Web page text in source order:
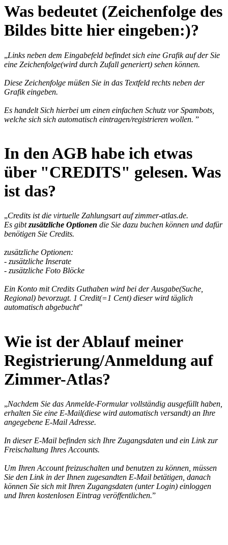
Was bedeutet (Zeichenfolge des
Bildes bitte hier eingeben:)?
„Links neben dem Eingabefeld befindet sich eine Grafik auf der Sie
eine Zeichenfolge(wird durch Zufall generiert) sehen können.
Diese Zeichenfolge müßen Sie in das Textfeld rechts neben der
Grafik eingeben.
Es handelt Sich hierbei um einen einfachen Schutz vor Spambots,
welche sich sich automatisch eintragen/registrieren wollen. ”
In den AGB habe ich etwas
über "CREDITS" gelesen. Was
ist das?
„Credits ist die virtuelle Zahlungsart auf zimmer-atlas.de.
Es gibtzusätzliche Optionen die Sie dazu buchen können und dafür
benötigen Sie Credits.
zusätzliche Optionen:
- zusätzliche Inserate
- zusätzliche Foto Blöcke
Ein Konto mit Credits Guthaben wird bei der Ausgabe(Suche,
Regional) bevorzugt. 1 Credit(=1 Cent) dieser wird täglich
automatisch abgebucht”
Wie ist der Ablauf meiner
Registrierung/Anmeldung auf
Zimmer-Atlas?
„Nachdem Sie das Anmelde-Formular vollständig ausgefüllt haben,
erhalten Sie eine E-Mail(diese wird automatisch versandt) an Ihre
angegebene E-Mail Adresse.
In dieser E-Mail befinden sich Ihre Zugangsdaten und ein Link zur
Freischaltung Ihres Accounts.
Um Ihren Account freizuschalten und benutzen zu können, müssen
Sie den Link in der Ihnen zugesandten E-Mail betätigen, danach
können Sie sich mit Ihren Zugangsdaten (unter Login) einloggen
und Ihren kostenlosen Eintrag veröffentlichen.”